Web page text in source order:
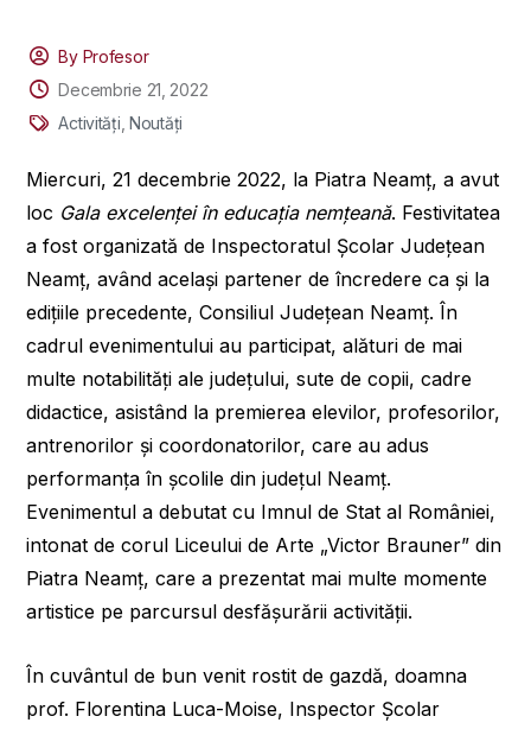
By Profesor
Decembrie 21, 2022
Activități ,Noutăți
Miercuri, 21 decembrie 2022, la Piatra Neamț, a avut
loc Gala excelenței în educația nemțeană. Festivitatea
a fost organizată de Inspectoratul Școlar Județean
Neamț, având același partener de încredere ca și la
edițiile precedente, Consiliul Județean Neamț. În
cadrul evenimentului au participat, alături de mai
multe notabilități ale județului, sute de copii, cadre
didactice, asistând la premierea elevilor, profesorilor,
antrenorilor și coordonatorilor, care au adus
performanța în școlile din județul Neamț.
Evenimentul a debutat cu Imnul de Stat al României,
intonat de corul Liceului de Arte „Victor Brauner” din
Piatra Neamț, care a prezentat mai multe momente
artistice pe parcursul desfășurării activității.
În cuvântul de bun venit rostit de gazdă, doamna
prof. Florentina Luca-Moise, Inspector Școlar